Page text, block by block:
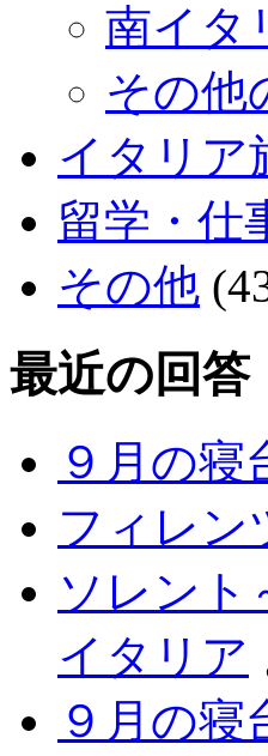
南イタ
その他
イタリア
留学・仕
その他
最近の回答
９月の寝
フィレン
ソレント
イタリア
９月の寝